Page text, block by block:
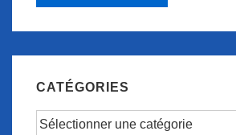
CATÉGORIES
Catégories